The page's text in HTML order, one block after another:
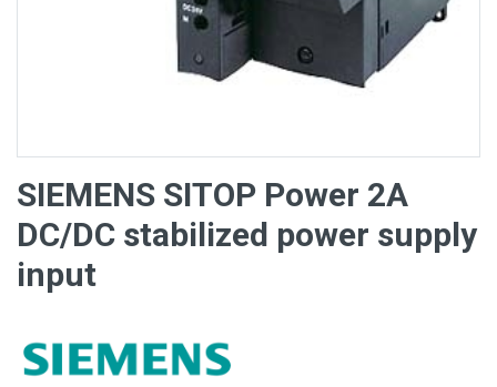
SIEMENS SITOP Power 2A
DC/DC stabilized power supply
input